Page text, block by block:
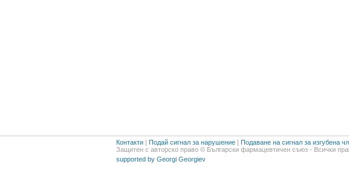
Контакти | Подай сигнал за нарушение | Подаване на сигнал за изгубена
Защитен с авторско право © Български фармацевтичен съюз - Всички
supported by Georgi Georgiev